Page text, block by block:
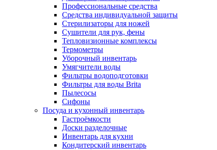
Профессиональные средства
Средства индивидуальной защиты
Стерилизаторы для ножей
Сушители для рук, фены
Тепловизионные комплексы
Термометры
Уборочный инвентарь
Умягчители воды
Фильтры водоподготовки
Фильтры для воды Brita
Пылесосы
Сифоны
Посуда и кухонный инвентарь
Гастроёмкости
Доски разделочные
Инвентарь для кухни
Кондитерский инвентарь